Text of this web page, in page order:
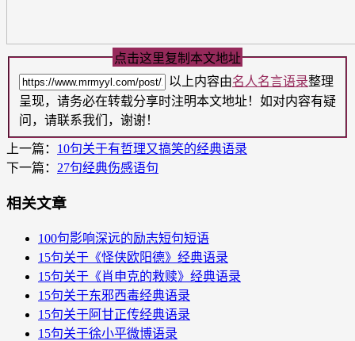
点击这里复制本文地址
以上内容由名人名言语录整理
呈现，请务必在转载分享时注明本文地址！如对内容有疑
问，请联系我们，谢谢！
上一篇： 10句关于有哲理又搞笑的经典语录
下一篇： 27句经典伤感语句
相关文章
100句影响深远的励志短句短语
15句关于《怪侠欧阳德》经典语录
15句关于《肖申克的救赎》经典语录
15句关于东邪西毒​经典语录
15句关于阿甘正传​经典语录
15句关于徐小平微博语录